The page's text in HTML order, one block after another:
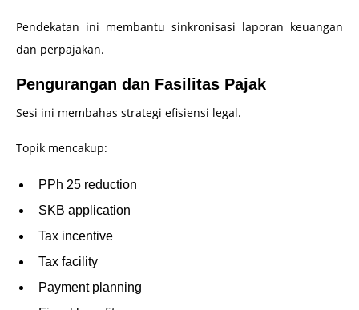
Pendekatan ini membantu sinkronisasi laporan keuangan
dan perpajakan.
Pengurangan dan Fasilitas Pajak
Sesi ini membahas strategi efisiensi legal.
Topik mencakup:
PPh 25 reduction
SKB application
Tax incentive
Tax facility
Payment planning